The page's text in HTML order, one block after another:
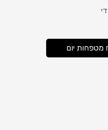
מטפחות יום